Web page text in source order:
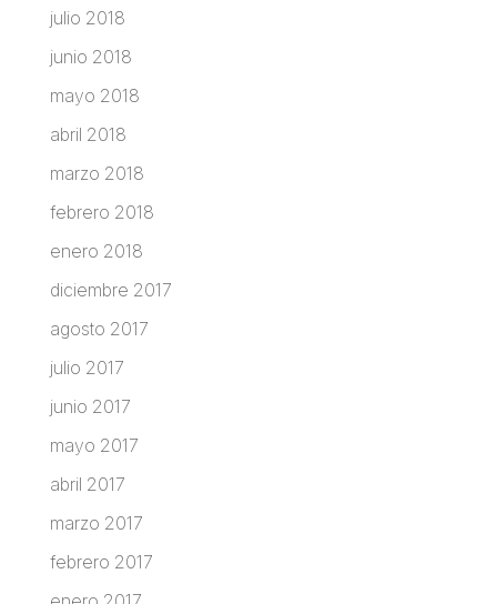
julio 2018
junio 2018
mayo 2018
abril 2018
marzo 2018
febrero 2018
enero 2018
diciembre 2017
agosto 2017
julio 2017
junio 2017
mayo 2017
abril 2017
marzo 2017
febrero 2017